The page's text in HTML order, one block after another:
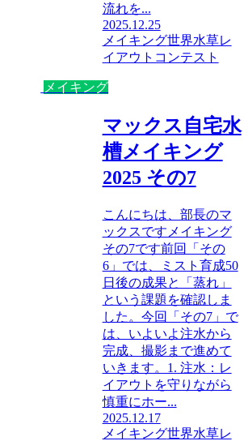
流れを...
2025.12.25
メイキング世界水草レ
イアウトコンテスト
メイキング
マックス自宅水
槽メイキング
2025 その7
こんにちは、部長のマ
ックスですメイキング
その7です前回「その
6」では、ミスト育成50
日後の成果と「蒸れ」
という課題を確認しま
した。今回「その7」で
は、いよいよ注水から
完成、撮影まで進めて
いきます。1. 注水：レ
イアウトを守りながら
慎重にホー...
2025.12.17
メイキング世界水草レ